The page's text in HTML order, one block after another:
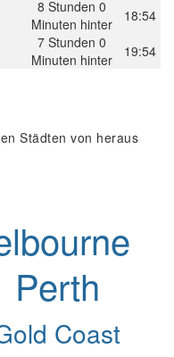
8 Stunden 0
Minuten hinter
18:54
7 Stunden 0
Minuten hinter
19:54
Städten von heraus
Perth
Coast